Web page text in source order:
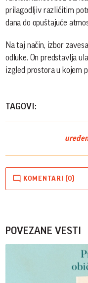
prilagodljiv različitim
dana do opuštajuće
Na taj način, izbor
odluke. On predstavlja
izgled prostora u kojem
TAGOVI:
KOMENTARI (0)
POVEZANE VESTI